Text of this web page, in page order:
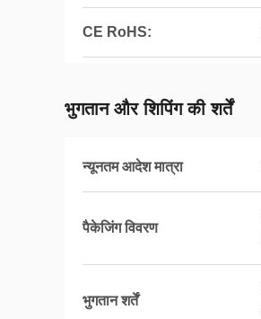
CE RoHS:
भुगतान और शिपिंग की शर्तें
न्यूनतम आदेश मात्रा
पैकेजिंग विवरण
भुगतान शर्तें